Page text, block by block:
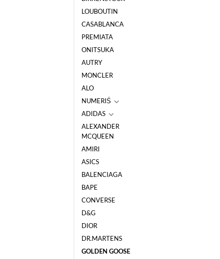
LOUBOUTIN
CASABLANCA
PREMIATA
ONITSUKA
AUTRY
MONCLER
ALO
NUMERIŚ
ADIDAS
ALEXANDER
MCQUEEN
AMIRI
ASICS
BALENCIAGA
BAPE
CONVERSE
D&G
DIOR
DR.MARTENS
GOLDEN GOOSE